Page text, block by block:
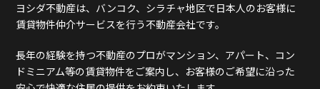
ヨシダ不動産は、バンコク、シラチャ地区で日本人のお客様に
賃貸物件仲介サービスを行う不動産会社です。
長年の経験を持つ不動産のプロがマンション、アパート、コン
ドミニアム等の賃貸物件をご案内し、お客様のご希望に沿った